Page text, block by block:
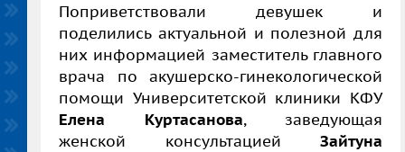
Поприветствовали девушек и
поделились актуальной и полезной для
них информацией заместитель главного
врача по акушерско-гинекологической
помощи Университетской клиники КФУ
Елена Куртасанова, заведующая
женской консультацией Зайтуна